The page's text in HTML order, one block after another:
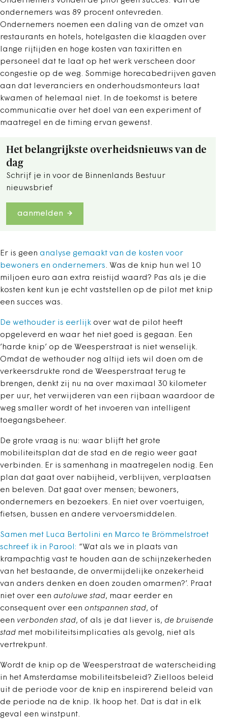
ondernemers was 89 procent ontevreden.
Ondernemers noemen een daling van de omzet van
restaurants en hotels, hotelgasten die klaagden over
lange rijtijden en hoge kosten van taxiritten en
personeel dat te laat op het werk verscheen door
congestie op de weg. Sommige horecabedrijven gaven
aan dat leveranciers en onderhoudsmonteurs laat
kwamen of helemaal niet. In de toekomst is betere
communicatie over het doel van een experiment of
maatregel en de timing ervan gewenst.
Het belangrijkste overheidsnieuws van de
dag
Schrijf je in voor de Binnenlands Bestuur
nieuwsbrief
aanmelden
Er is geen analyse gemaakt van de kosten voor
bewoners en ondernemers. Was de knip hun wel 10
miljoen euro aan extra reistijd waard? Pas als je die
kosten kent kun je echt vaststellen op de pilot met knip
een succes was.
De wethouder is eerlijk over wat de pilot heeft
opgeleverd en waar het niet goed is gegaan. Een
’harde knip’ op de Weesperstraat is niet wenselijk.
Omdat de wethouder nog altijd iets wil doen om de
verkeersdrukte rond de Weesperstraat terug te
brengen, denkt zij nu na over maximaal 30 kilometer
per uur, het verwijderen van een rijbaan waardoor de
weg smaller wordt of het invoeren van intelligent
toegangsbeheer.
De grote vraag is nu: waar blijft het grote
mobiliteitsplan dat de stad en de regio weer gaat
verbinden. Er is samenhang in maatregelen nodig. Een
plan dat gaat over nabijheid, verblijven, verplaatsen
en beleven. Dat gaat over mensen; bewoners,
ondernemers en bezoekers. En niet over voertuigen,
fietsen, bussen en andere vervoersmiddelen.
Samen met Luca Bertolini en Marco te Brömmelstroet
schreef ik in Parool: “Wat als we in plaats van
krampachtig vast te houden aan de schijnzekerheden
van het bestaande, de onvermijdelijke onzekerheid
van anders denken en doen zouden omarmen?’. Praat
niet over een autoluwe stad, maar eerder en
consequent over een ontspannen stad, of
een verbonden stad, of als je dat liever is, de bruisende
stad met mobiliteitsimplicaties als gevolg, niet als
vertrekpunt.
Wordt de knip op de Weesperstraat de waterscheiding
in het Amsterdamse mobiliteitsbeleid? Zielloos beleid
uit de periode voor de knip en inspirerend beleid van
de periode na de knip. Ik hoop het. Dat is dat in elk
geval een winstpunt.